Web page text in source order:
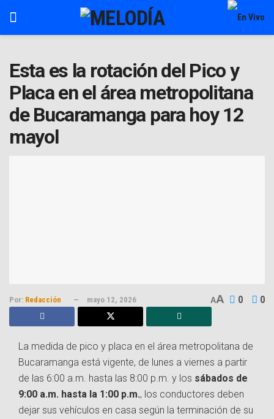
Esta es la rotación del Pico y
Placa en el área metropolitana
de Bucaramanga para hoy 12
mayol
Por: Redacción mayo 12, 2026 AA 0 0
La medida de pico y placa en el área metropolitana de
Bucaramanga está vigente, de lunes a viernes a partir
de las 6:00 a.m. hasta las 8:00 p.m. y los sábados de
9:00 a.m. hasta la 1:00 p.m., los conductores deben
dejar sus vehículos en casa según la terminación de su